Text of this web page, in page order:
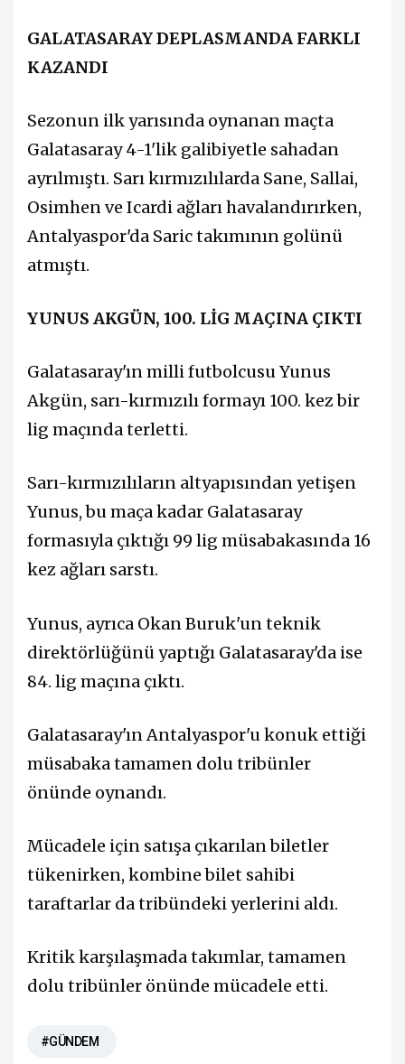
GALATASARAY DEPLASMANDA FARKLI
KAZANDI
Sezonun ilk yarısında oynanan maçta
Galatasaray 4-1'lik galibiyetle sahadan
ayrılmıştı. Sarı kırmızılılarda Sane, Sallai,
Osimhen ve Icardi ağları havalandırırken,
Antalyaspor'da Saric takımının golünü
atmıştı.
YUNUS AKGÜN, 100. LİG MAÇINA ÇIKTI
Galatasaray'ın milli futbolcusu Yunus
Akgün, sarı-kırmızılı formayı 100. kez bir
lig maçında terletti.
Sarı-kırmızılıların altyapısından yetişen
Yunus, bu maça kadar Galatasaray
formasıyla çıktığı 99 lig müsabakasında 16
kez ağları sarstı.
Yunus, ayrıca Okan Buruk'un teknik
direktörlüğünü yaptığı Galatasaray'da ise
84. lig maçına çıktı.
Galatasaray'ın Antalyaspor'u konuk ettiği
müsabaka tamamen dolu tribünler
önünde oynandı.
Mücadele için satışa çıkarılan biletler
tükenirken, kombine bilet sahibi
taraftarlar da tribündeki yerlerini aldı.
Kritik karşılaşmada takımlar, tamamen
dolu tribünler önünde mücadele etti.
#GÜNDEM